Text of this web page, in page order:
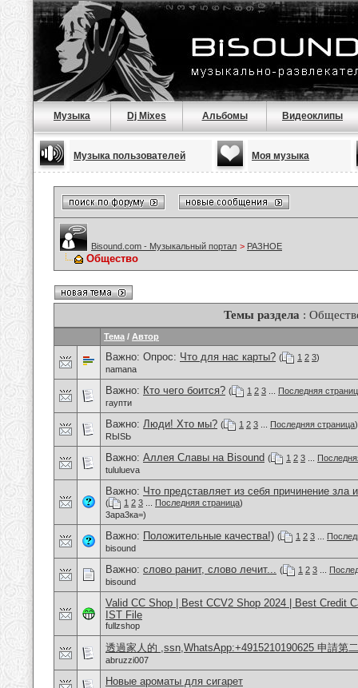
Музыка Dj Mixes Альбомы Видеоклипы
Музыка пользователей Моя музыка
Bisound.com - Музыкальный портал > РАЗНОЕ
Общество
Темы раздела :
Тема / Автор
Важно: Опрос: Что для нас карты? ( 1 2 3)
namana
Важно: Кто чего боится? ( 1 2 3
Последняя
гаупти
Важно: Люди! Хто мы? ( 1 2 3 Последняя страница)
RЫSЬ
Важно: Аллея Славы на Bisound ( 1 2 3
tululueva
Важно: Что представляет из себя причинение зла
( 1 2 3 Последняя страница)
3ара3ка=)
Важно: Положительные качества!) ( 1 2 3
bisound
Важно: слово ранит, слово лечит... ( 1 2 3
bisound
Valid CC Shop | Best CCV2 Shop 2024 | Best Credit
IST File
fullzshop
透過家人的 ,ssn,WhatsApp:+4915210190625 申請第
abruzzi007
Новые ароматы для сигарет